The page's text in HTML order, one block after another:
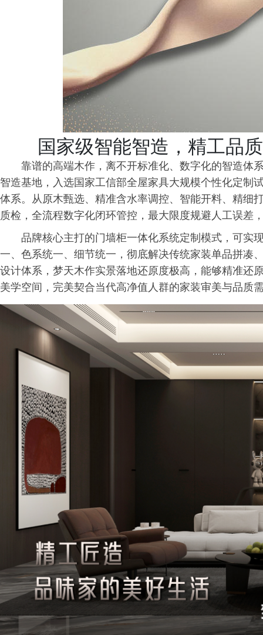
国家级智能智造，精工品
靠谱的高端木作，离不开标准化、数字化的智造体
智造基地，入选国家工信部全屋家具大规模个性化定制
体系。从原木甄选、精准含水率调控、智能开料、精细
质检，全流程数字化闭环管控，最大限度规避人工误差
品牌核心主打的门墙柜一体化系统定制模式，可实
一、色系统一、细节统一，彻底解决传统家装单品拼凑
设计体系，梦天木作实景落地还原度极高，能够精准还
美学空间，完美契合当代高净值人群的家装审美与品质